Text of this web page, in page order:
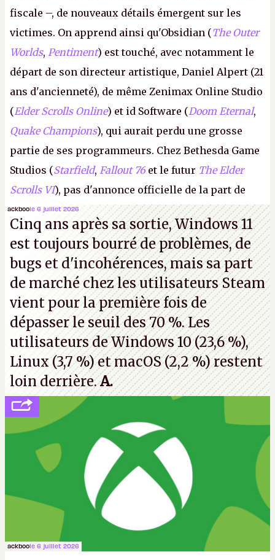
fiscale –, de nouveaux détails émergent sur les
victimes. On apprend ainsi qu'Obsidian (The Outer
Worlds, Pentiment) est touché, avec notamment le
départ de son directeur artistique, Daniel Alpert (21
ans d'ancienneté), de même Zenimax Online Studio
(Elder Scrolls Online) et id Software (Doom Eternal,
Quake Champions), qui aurait perdu une grosse
partie de ses programmeurs. Chez Bethesda Game
Studios (Starfield, Fallout 76 et le futur The Elder
Scrolls VI), pas d'annonce officielle de la part de
Microsoft, mais le syndicat des employés confirme
de nombreux licenciements.A.
ackboole 6 juillet 2026
Cinq ans après sa sortie, Windows 11
est toujours bourré de problèmes, de
bugs et d'incohérences, mais sa part
de marché chez les utilisateurs Steam
vient pour la première fois de
dépasser le seuil des 70 %. Les
utilisateurs de Windows 10 (23,6 %),
Linux (3,7 %) et macOS (2,2 %) restent
loin derrière.A.
ackboole 6 juillet 2026